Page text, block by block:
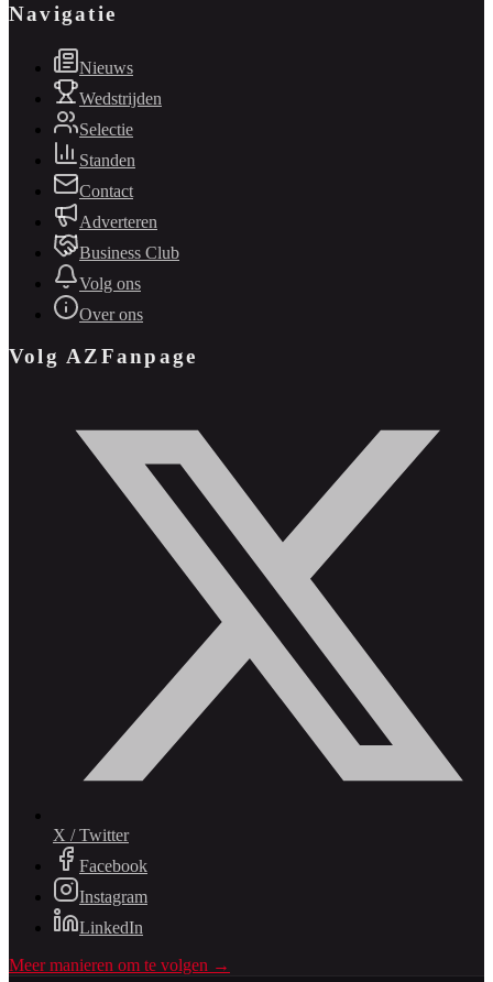
Navigatie
Nieuws
Wedstrijden
Selectie
Standen
Contact
Adverteren
Business Club
Volg ons
Over ons
Volg AZFanpage
X / Twitter
Facebook
Instagram
LinkedIn
Meer manieren om te volgen →